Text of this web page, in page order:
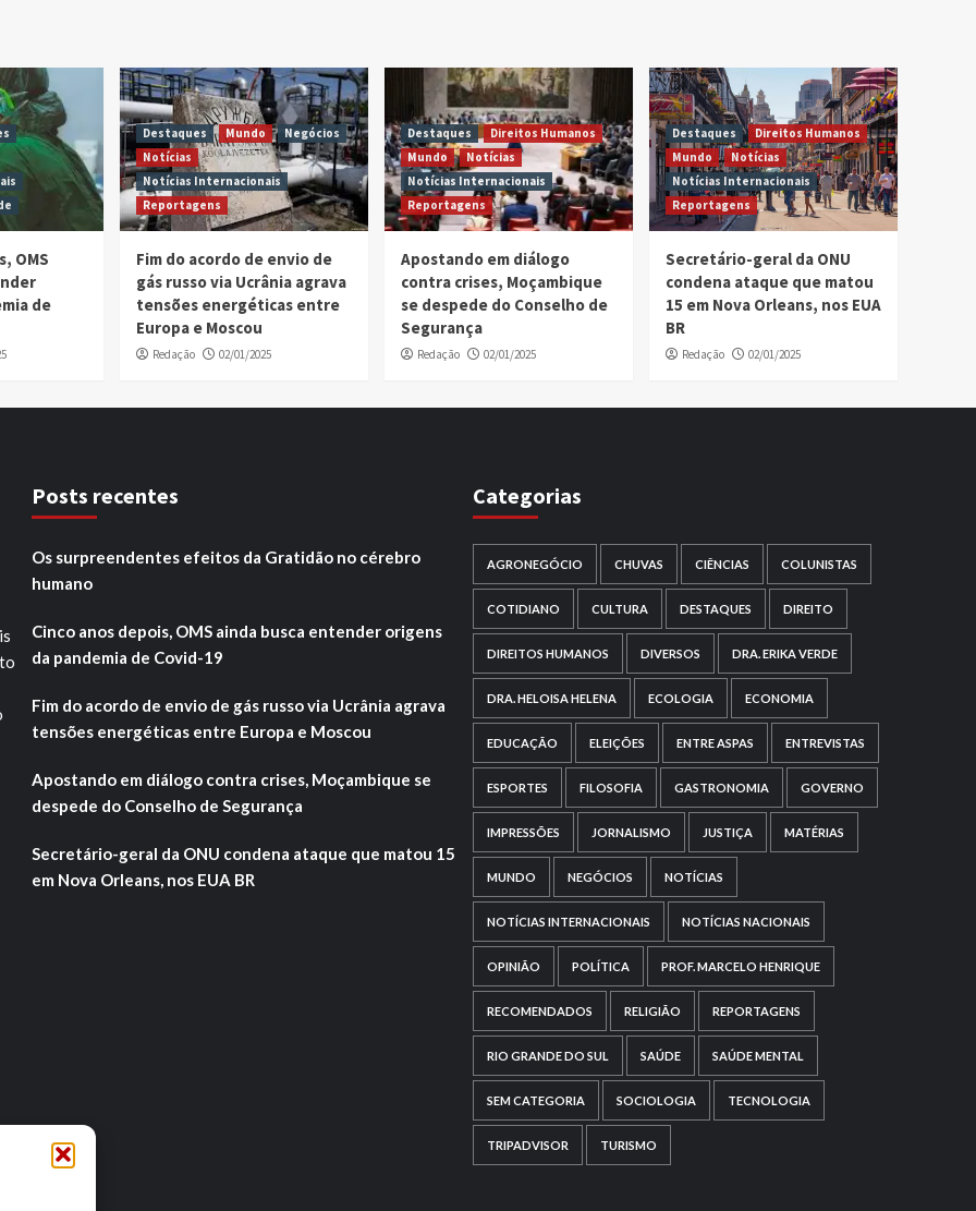
OMS
de
Destaques Mundo
Negócios
Notícias
Notícias Internacionais
Reportagens
Fim do acordo de envio de
gás russo via Ucrânia agrava
tensões energéticas entre
Europa e Moscou
Redação 02/01/2025
Destaques
Direitos Humanos
Mundo
Notícias
Notícias Internacionais
Reportagens
Apostando em diálogo
contra crises, Moçambique
se despede do Conselho de
Segurança
Redação 02/01/2025
Destaques
Direitos Humanos
Mundo
Notícias
Notícias Internacionais
Reportagens
Secretário-geral da ONU
condena ataque que matou
15 em Nova Orleans, nos EUA
BR
Redação 02/01/2025
Posts recentes
Os surpreendentes efeitos da Gratidão no cérebro
humano
Cinco anos depois, OMS ainda busca entender origens
da pandemia de Covid-19
Fim do acordo de envio de gás russo via Ucrânia agrava
tensões energéticas entre Europa e Moscou
Apostando em diálogo contra crises, Moçambique se
despede do Conselho de Segurança
Secretário-geral da ONU condena ataque que matou 15
em Nova Orleans, nos EUA BR
Categorias
AGRONEGÓCIO CHUVAS CIÊNCIAS COLUNISTAS
COTIDIANO CULTURA DESTAQUES DIREITO
DIREITOS HUMANOS DIVERSOS DRA. ERIKA VERDE
DRA. HELOISA HELENA ECOLOGIA ECONOMIA
EDUCAÇÃO ELEIÇÕES ENTRE ASPAS ENTREVISTAS
ESPORTES FILOSOFIA GASTRONOMIA GOVERNO
IMPRESSÕES JORNALISMO JUSTIÇA MATÉRIAS
MUNDO NEGÓCIOS NOTÍCIAS
NOTÍCIAS INTERNACIONAIS NOTÍCIAS NACIONAIS
OPINIÃO POLÍTICA PROF. MARCELO HENRIQUE
RECOMENDADOS RELIGIÃO REPORTAGENS
RIO GRANDE DO SUL SAÚDE SAÚDE MENTAL
SEM CATEGORIA SOCIOLOGIA TECNOLOGIA
TRIPADVISOR TURISMO